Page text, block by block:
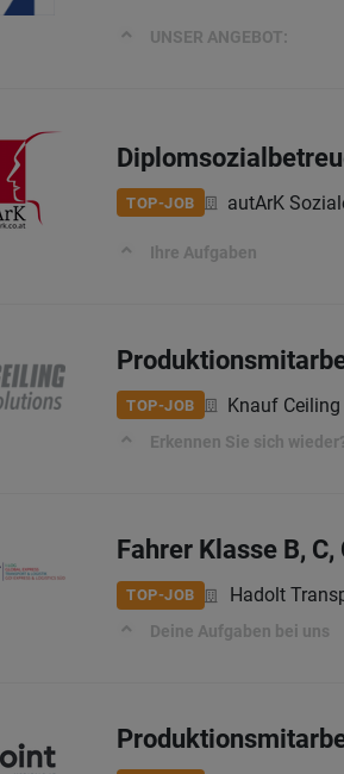
UNSER ANGEBOT:
TOP-JOB autArK
Ihre Aufgaben
TOP-JOB Knauf
Erkennen Sie sich
Fahrer Klasse B,
TOP-JOB Hadolt
Deine Aufgaben bei uns